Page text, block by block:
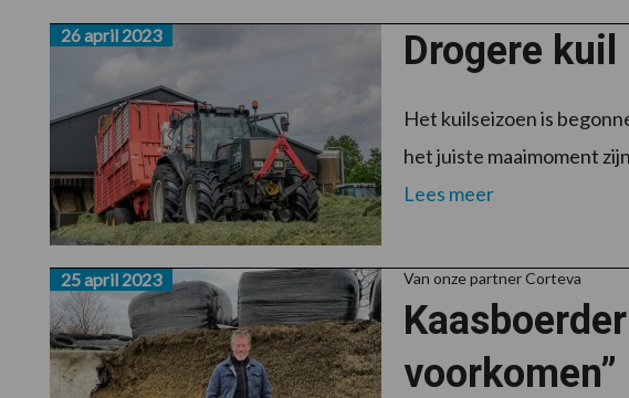
Drogere
26 april 2023
Het kuilseizoen is
het juiste maaimoment
Lees meer
Van onze partner Corteva
voorkomen”
25 april 2023